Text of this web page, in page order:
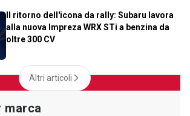
Il ritorno dell'icona da rally: Subaru lavora
alla nuova Impreza WRX STi a benzina da
oltre 300 CV
Altri articoli
marca